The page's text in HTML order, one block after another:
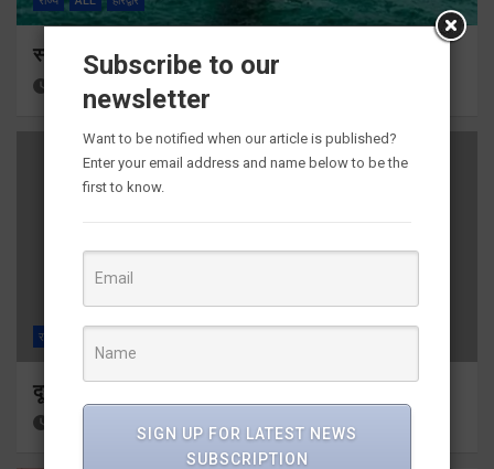
स्नान के दौरान कांवडिया तेज बहाव की चपेट में आकर बहा
Viri Gairola
राज्य
दून मेडिकल कॉलेज इमरजेंसी में दो गुटों में मारपीट
17 hours ago Viri Gairola
Subscribe to our
newsletter
Want to be notified when our article is published?
Enter your email address and name below to be the
first to know.
SIGN UP FOR LATEST NEWS
SUBSCRIPTION